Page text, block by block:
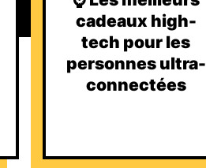
cadeaux high-
tech pour les
personnes ultra-
connectées